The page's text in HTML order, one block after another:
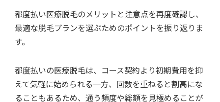
都度払い医療脱毛のメリットと注意点を再度確認し、
最適な脱毛プランを選ぶためのポイントを振り返りま
す。
都度払いの医療脱毛は、コース契約より初期費用を抑
えて気軽に始められる一方、回数を重ねると割高にな
ることもあるため、通う頻度や総額を見極めることが